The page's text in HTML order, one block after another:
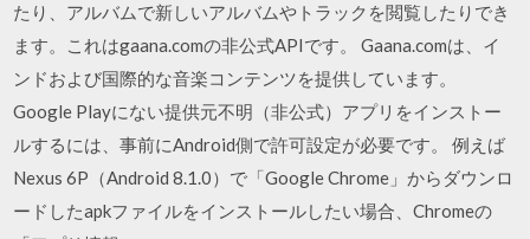
たり、アルバムで新しいアルバムやトラックを閲覧したりでき
ます。これはgaana.comの非公式APIです。 Gaana.comは、イ
ンドおよび国際的な音楽コンテンツを提供しています。
Google Playにない提供元不明（非公式）アプリをインストー
ルするには、事前にAndroid側で許可設定が必要です。 例えば
Nexus 6P（Android 8.1.0）で「Google Chrome」からダウンロ
ードしたapkファイルをインストールしたい場合、Chromeの